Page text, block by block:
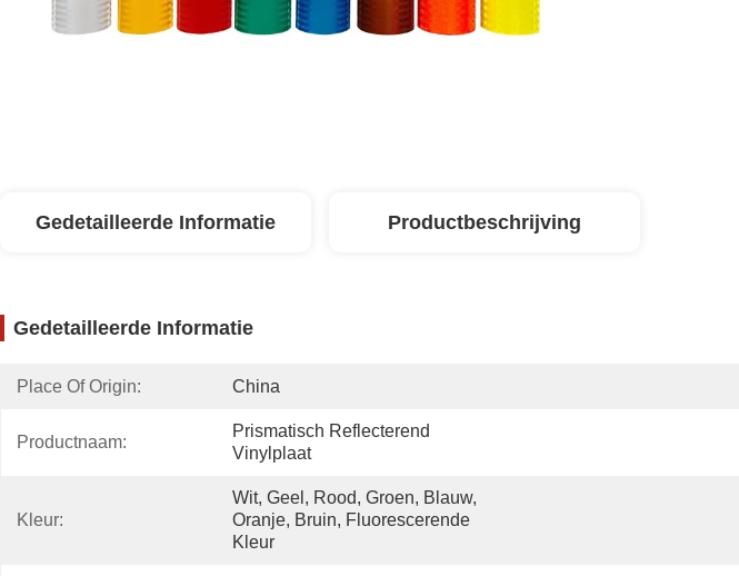
Gedetailleerde Informatie Productbeschrijving
Gedetailleerde Informatie
Place Of Origin: China
Productnaam:
Prismatisch Reflecterend
Vinylplaat
Kleur:
Wit, Geel, Rood, Groen, Blauw,
Oranje, Bruin, Fluorescerende
Kleur